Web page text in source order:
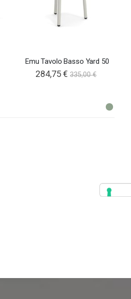
Emu Tavolo Basso Yard 50
284,75 € 335,00 €